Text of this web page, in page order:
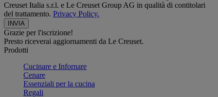
Creuset Italia s.r.l. e Le Creuset Group AG in qualità di contitolari
del trattamento. Privacy Policy.
Grazie per l'iscrizione!
Presto riceverai aggiornamenti da Le Creuset.
Prodotti
Cucinare e Infornare
Cenare
Essenziali per la cucina
Regali